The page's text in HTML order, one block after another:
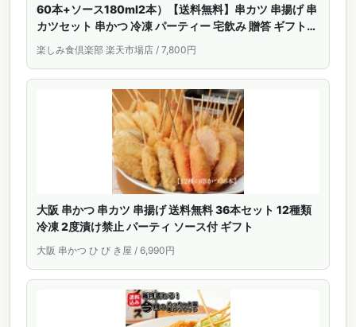
60本+ソース180ml2本）【送料無料】串カツ 串揚げ 串
カツセット 串かつ 冷凍 パーティー 宅飲み 贈答 ギフト
プレゼント お歳暮 お中元
楽しみ食倶楽部 楽天市場店 / 7,800円
大阪 串かつ 串カツ 串揚げ 送料無料 36本セット 12種類
冷凍 2度漬け禁止 パーティ ソース付 ギフト
大阪 串かつ ひ び き屋 / 6,990円